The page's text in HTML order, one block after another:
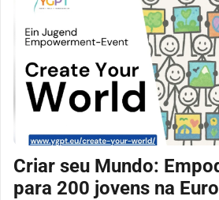
Criar seu Mundo:
para 200 jovens na